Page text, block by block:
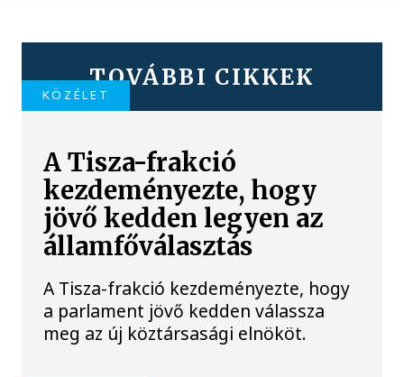
TOVÁBBI CIKKEK
KÖZÉLET
A Tisza-frakció
kezdeményezte, hogy
jövő kedden legyen az
államfőválasztás
A Tisza-frakció kezdeményezte, hogy
a parlament jövő kedden válassza
meg az új köztársasági elnököt.